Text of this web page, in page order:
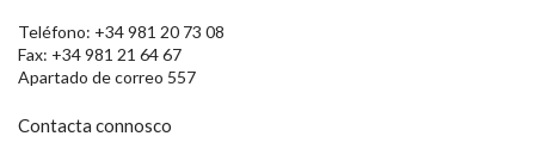
Teléfono: +34 981 20 73 08
Fax: +34 981 21 64 67
Apartado de correo 557
Contacta connosco